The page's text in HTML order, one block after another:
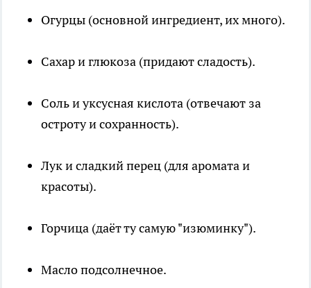
Огурцы (основной ингредиент, их много).
Сахар и глюкоза (придают сладость).
Соль и уксусная кислота (отвечают за
остроту и сохранность).
Лук и сладкий перец (для аромата и
красоты).
Горчица (даёт ту самую "изюминку").
Масло подсолнечное.